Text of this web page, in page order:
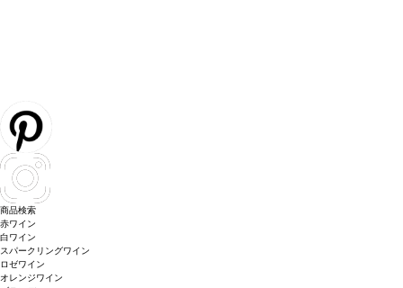
商品検索
赤ワイン
白ワイン
スパークリングワイン
ロゼワイン
オレンジワイン